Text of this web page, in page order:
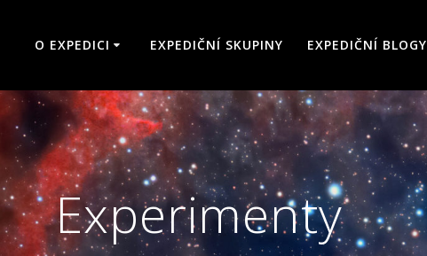
O EXPEDICI EXPEDIČNÍ SKUPINY EXPEDIČNÍ BLOGY
Experimenty